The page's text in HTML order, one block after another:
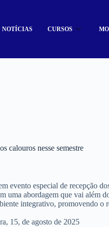
NOTÍCIAS CURSOS
calouros nesse semestre
evento especial de recepção
uma abordagem que vai além
integrativo, promovendo o
15, de agosto de 2025